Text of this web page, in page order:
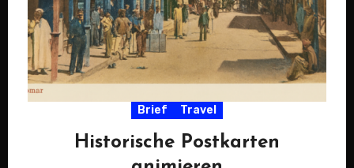
Brief Travel
Historische Postkarten